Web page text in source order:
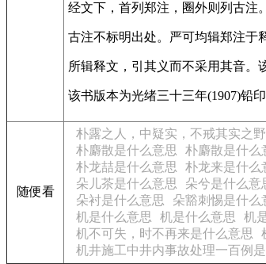
经文下，首列郑注，圈外则列古注。
古注不标明出处。严可均辑郑注于
所辑释文，引其义而不采用其音。
该书版本为光绪三十三年(1907)铅印
随便看
朴露之人，中疑实，不戒其实之
朴麝散是什么意思
朴麝散是什么
朴龙喆是什么意思
朴龙来是什么
朵儿茶是什么意思
朵兮是什么意
朵衬是什么意思
朵豁刺惕是什么
机是什么意思
机是什么意思 机
机不可失，时不再来是什么意思
机井施工中井内事故处理一百例